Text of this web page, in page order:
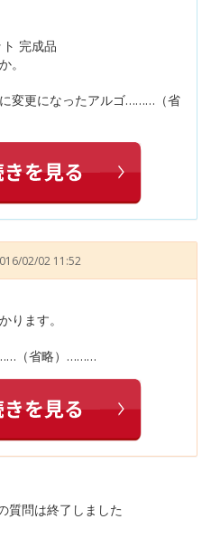
完成品
。
変更になったアルゴ………（省
02/02 11:52
ります。
（省略）………
質問は終了しました